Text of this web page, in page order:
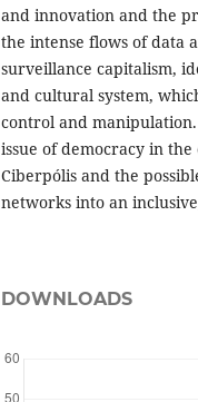
and innovation and the
the intense flows of data
surveillance capitalism,
and cultural system,
control and
issue of democracy in
Ciberpólis and the
networks into an
DOWNLOADS